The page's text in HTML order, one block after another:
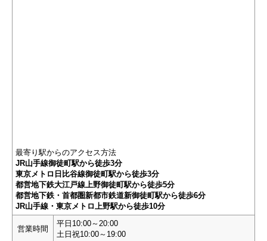
最寄り駅からのアクセス方法
JR山手線御徒町駅から徒歩3分
東京メトロ日比谷線御徒町駅から徒歩3分
都営地下鉄大江戸線上野御徒町駅から徒歩5分
都営地下鉄・首都圏新都市鉄道新御徒町駅から徒歩6分
JR山手線・東京メトロ上野駅から徒歩10分
営業時間
平日10:00～20:00
土日祝10:00～19:00